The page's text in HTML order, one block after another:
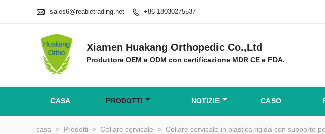
 sales6@reabletrading.net  +86-18030275537
Xiamen Huakang Orthopedic Co.,Ltd
Produttore OEM e ODM con certificazione MDR CE e FDA.
CASA PRODOTTI NOTIZIE CASO
casa > Prodotti > Collare cervicale > Collare cervicale in plastica rigida con supporto